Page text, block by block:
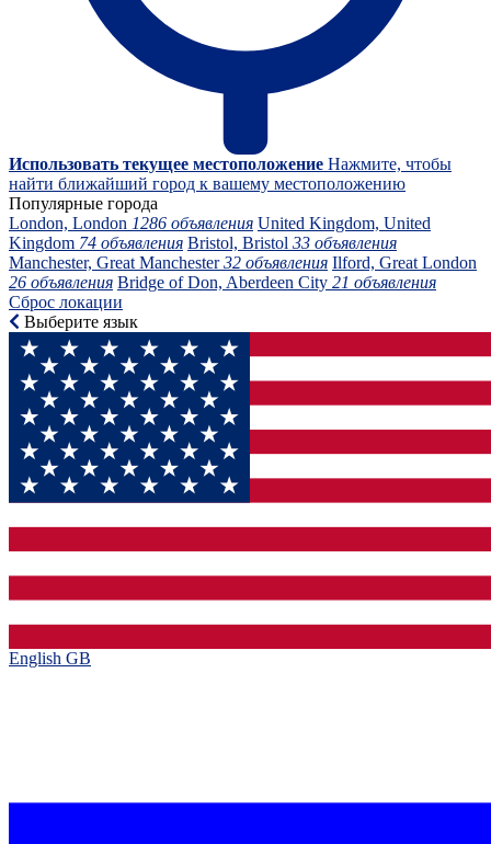
Использовать текущее местоположение Нажмите, чтобы
найти ближайший город к вашему местоположению
Популярные города
London, London 1286 объявления United Kingdom, United
Kingdom 74 объявления Bristol, Bristol 33 объявления
Manchester, Great Manchester32 объявления Ilford, Great London
26 объявления Bridge of Don, Aberdeen City 21 объявления
Сброс локации
Выберите язык
English GB‎